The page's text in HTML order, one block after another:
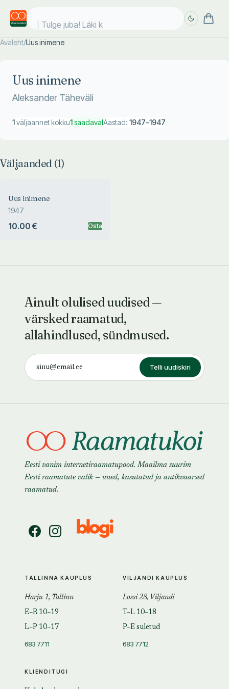
Tulge juba! Läki koo
Avaleht/Uus inimene
Uus inimene
Aleksander Täheväli
1väljaannet kokku1saadavalAastad: 1947–1947
Väljaanded (1)
Uus inimene
1947
10.00 € Osta
Ainult olulised uudised —
värsked raamatud,
allahindlused, sündmused.
Telli uudiskiri
Eesti vanim internetiraamatupood. Maailma suurim
Eesti raamatute valik — uued, kasutatud ja antikvaarsed
raamatud.
KLIENDITUGI
TALLINNA KAUPLUS
Harju 1, Tallinn
E–R 10–19
L–P 10–17
683 7711
VILJANDI KAUPLUS
Lossi 28, Viljandi
T–L 10–18
P–E suletud
683 7712